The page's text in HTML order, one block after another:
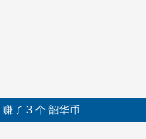
了 3 个 韶华币.